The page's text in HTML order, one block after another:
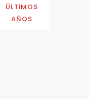
ÚLTIMOS
AÑOS